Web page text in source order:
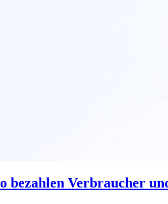
bezahlen Verbraucher